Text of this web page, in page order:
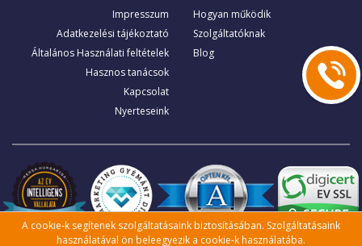
Impresszum
Adatkezelési tájékoztató
Általános Használati feltételek
Hasznos tanácsok
Kapcsolat
Nyerteseink
Hogyan működik
Szolgáltatóknak
Blog
A cookie-k segítenek szolgáltatásaink biztosításában. Szolgáltatásaink
használatával ön beleegyezik a cookie-k használatába.